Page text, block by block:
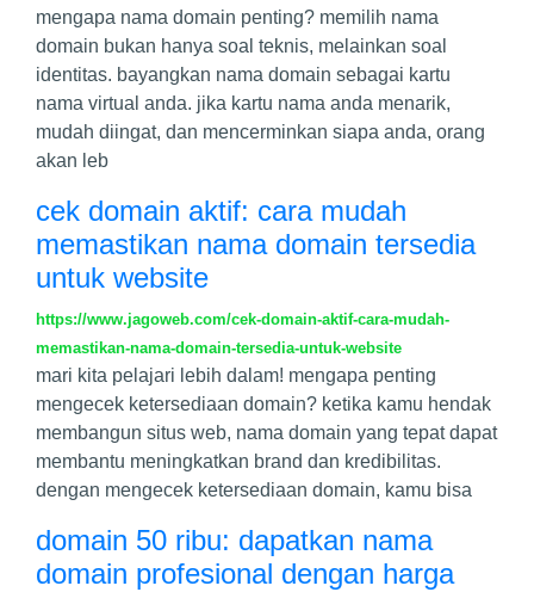
mengapa nama domain penting? memilih nama
domain bukan hanya soal teknis, melainkan soal
identitas. bayangkan nama domain sebagai kartu
nama virtual anda. jika kartu nama anda menarik,
mudah diingat, dan mencerminkan siapa anda, orang
akan leb
cek domain aktif: cara mudah
memastikan nama domain tersedia
untuk website
https://www.jagoweb.com/cek-domain-aktif-cara-mudah-
memastikan-nama-domain-tersedia-untuk-website
mari kita pelajari lebih dalam! mengapa penting
mengecek ketersediaan domain? ketika kamu hendak
membangun situs web, nama domain yang tepat dapat
membantu meningkatkan brand dan kredibilitas.
dengan mengecek ketersediaan domain, kamu bisa
domain 50 ribu: dapatkan nama
domain profesional dengan harga